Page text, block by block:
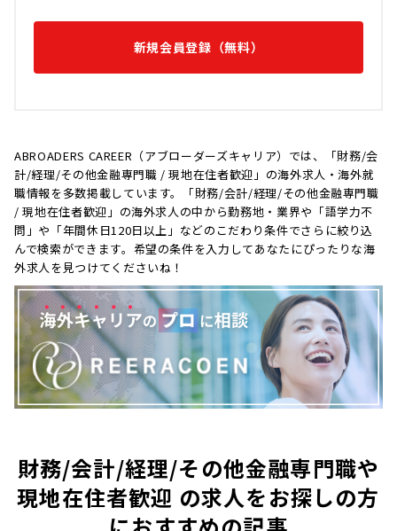
新規会員登録（無料）
ABROADERS CAREER（アブローダーズキャリア）では、「財務/会
計/経理/その他金融専門職 / 現地在住者歓迎」の海外求人・海外就
職情報を多数掲載しています。「財務/会計/経理/その他金融専門職
/ 現地在住者歓迎」の海外求人の中から勤務地・業界や「語学力不
問」や「年間休日120日以上」などのこだわり条件でさらに絞り込
んで検索ができます。希望の条件を入力してあなたにぴったりな海
外求人を見つけてくださいね！
財務/会計/経理/その他金融専門職や
現地在住者歓迎 の求人をお探しの方